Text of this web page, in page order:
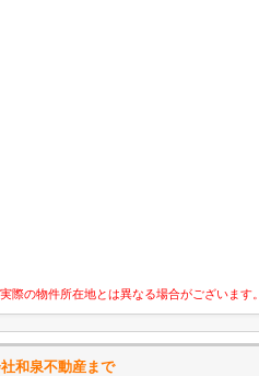
の物件所在地とは異なる場合がございます。
和泉不動産まで